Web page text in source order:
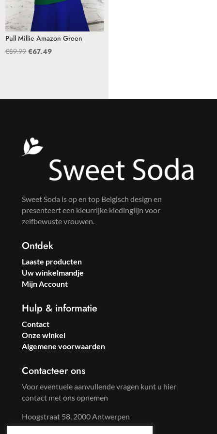
Pull Millie Amazon Green
€89.99 Oorspronkelijke
€67.49Huidige
Sweet Soda is op en top Belgisch design en
presenteert een kleurrijke kledinglijn voor
zelfbewuste vrouwen.
Ontdek
Laaste producten
Uw winkelmandje
Mijn Account
Hulp & informatie
Contact
Onze winkel
Algemene voorwaarden
Contacteer ons
Voor eventuele aanvullende vragen kunt u hier
contact met ons opnemen
Hoogstraat 58, 2000 Antwerpen